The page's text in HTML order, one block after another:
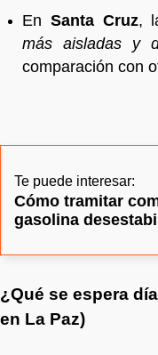
En Santa Cruz,
más aisladas y
comparación con
Te puede interesar:
Cómo tramitar
gasolina
¿Qué se espera
en La Paz)